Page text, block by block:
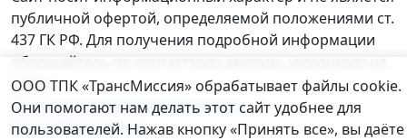
публичной офертой, определяемой положениями ст.
437 ГК РФ. Для получения подробной информации
обращайтесь по контактным данным, указанным на
сайте.
Политика конфиденциальности
Настройки cookies
Уведомление о файлах cookie
ООО ТПК «ТрансМиссия» обрабатывает файлы cookie.
Они помогают нам делать этот сайт удобнее для
пользователей. Нажав кнопку «Принять все», вы даёте